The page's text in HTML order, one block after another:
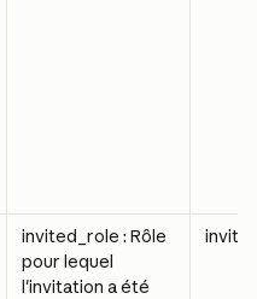
invited_role : Rôle
pour lequel
l'invitation a été
invite